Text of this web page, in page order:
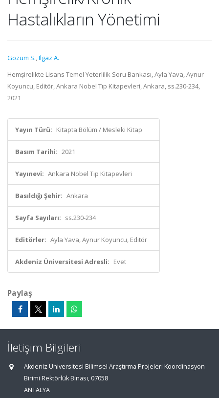
Hastalıkların Yönetimi
Gözüm S.,Ilgaz A.
Hemşirelikte Lisans Temel Yeterlilik Soru Bankası, Ayla Yava, Aynur
Koyuncu, Editör, Ankara Nobel Tıp Kitapevleri, Ankara, ss.230-234,
2021
Yayın Türü: Kitapta Bölüm / Mesleki Kitap
Basım Tarihi: 2021
Yayınevi: Ankara Nobel Tıp Kitapevleri
Basıldığı Şehir: Ankara
Sayfa Sayıları: ss.230-234
Editörler: Ayla Yava, Aynur Koyuncu, Editör
Akdeniz Üniversitesi Adresli: Evet
Paylaş
İletişim Bilgileri
Akdeniz Üniversitesi Bilimsel Araştırma Projeleri Koordinasyon
Birimi Rektörlük Binası, 07058
ANTALYA